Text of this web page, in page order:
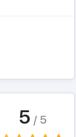
5 / 5